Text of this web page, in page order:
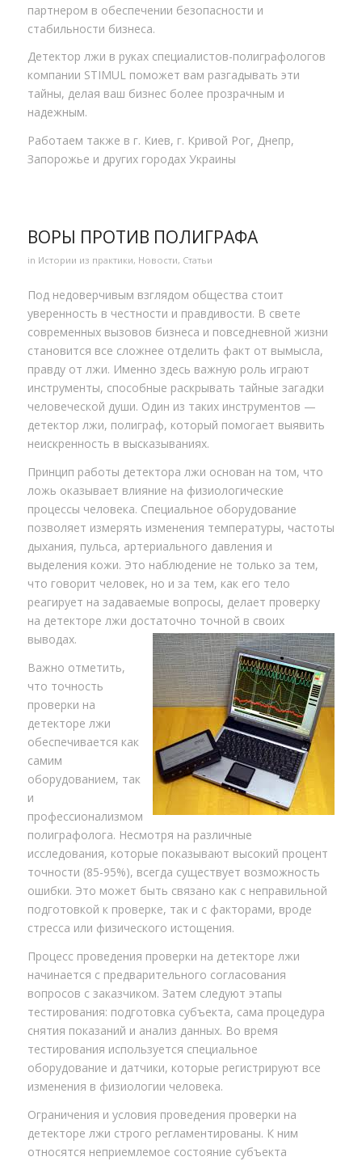
партнером в обеспечении безопасности и
стабильности бизнеса.
Детектор лжи в руках специалистов-полиграфологов
компании STIMUL поможет вам разгадывать эти
тайны, делая ваш бизнес более прозрачным и
надежным.
Работаем также в г. Киев, г. Кривой Рог, Днепр,
Запорожье и других городах Украины
ВОРЫ ПРОТИВ ПОЛИГРАФА
in Истории из практики, Новости, Статьи
Под недоверчивым взглядом общества стоит
уверенность в честности и правдивости. В свете
современных вызовов бизнеса и повседневной жизни
становится все сложнее отделить факт от вымысла,
правду от лжи. Именно здесь важную роль играют
инструменты, способные раскрывать тайные загадки
человеческой души. Один из таких инструментов —
детектор лжи, полиграф, который помогает выявить
неискренность в высказываниях.
Принцип работы детектора лжи основан на том, что
ложь оказывает влияние на физиологические
процессы человека. Специальное оборудование
позволяет измерять изменения температуры, частоты
дыхания, пульса, артериального давления и
выделения кожи. Это наблюдение не только за тем,
что говорит человек, но и за тем, как его тело
реагирует на задаваемые вопросы, делает проверку
на детекторе лжи достаточно точной в своих
выводах.
Важно отметить,
что точность
проверки на
детекторе лжи
обеспечивается как
самим
оборудованием, так
и
профессионализмом
полиграфолога. Несмотря на различные
исследования, которые показывают высокий процент
точности (85-95%), всегда существует возможность
ошибки. Это может быть связано как с неправильной
подготовкой к проверке, так и с факторами, вроде
стресса или физического истощения.
Процесс проведения проверки на детекторе лжи
начинается с предварительного согласования
вопросов с заказчиком. Затем следуют этапы
тестирования: подготовка субъекта, сама процедура
снятия показаний и анализ данных. Во время
тестирования используется специальное
оборудование и датчики, которые регистрируют все
изменения в физиологии человека.
Ограничения и условия проведения проверки на
детекторе лжи строго регламентированы. К ним
относятся неприемлемое состояние субъекта